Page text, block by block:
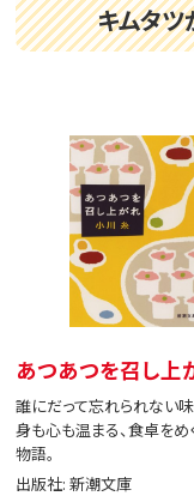
キムタ
あつあつを召し上
誰にだって忘れられない味
身も心も温まる、食卓をめ
物語。
出版社: 新潮文庫